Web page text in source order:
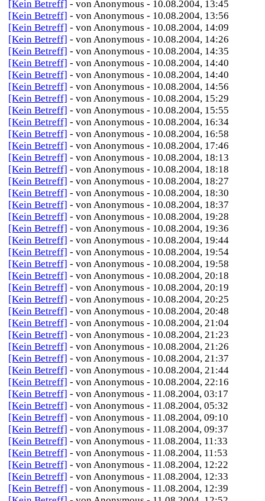
[Kein Betreff] - von Anonymous - 10.08.2004, 13:45
[Kein Betreff] - von Anonymous - 10.08.2004, 13:56
[Kein Betreff] - von Anonymous - 10.08.2004, 14:09
[Kein Betreff] - von Anonymous - 10.08.2004, 14:26
[Kein Betreff] - von Anonymous - 10.08.2004, 14:35
[Kein Betreff] - von Anonymous - 10.08.2004, 14:40
[Kein Betreff] - von Anonymous - 10.08.2004, 14:40
[Kein Betreff] - von Anonymous - 10.08.2004, 14:56
[Kein Betreff] - von Anonymous - 10.08.2004, 15:29
[Kein Betreff] - von Anonymous - 10.08.2004, 15:55
[Kein Betreff] - von Anonymous - 10.08.2004, 16:34
[Kein Betreff] - von Anonymous - 10.08.2004, 16:58
[Kein Betreff] - von Anonymous - 10.08.2004, 17:46
[Kein Betreff] - von Anonymous - 10.08.2004, 18:13
[Kein Betreff] - von Anonymous - 10.08.2004, 18:18
[Kein Betreff] - von Anonymous - 10.08.2004, 18:27
[Kein Betreff] - von Anonymous - 10.08.2004, 18:30
[Kein Betreff] - von Anonymous - 10.08.2004, 18:37
[Kein Betreff] - von Anonymous - 10.08.2004, 19:28
[Kein Betreff] - von Anonymous - 10.08.2004, 19:36
[Kein Betreff] - von Anonymous - 10.08.2004, 19:44
[Kein Betreff] - von Anonymous - 10.08.2004, 19:54
[Kein Betreff] - von Anonymous - 10.08.2004, 19:58
[Kein Betreff] - von Anonymous - 10.08.2004, 20:18
[Kein Betreff] - von Anonymous - 10.08.2004, 20:19
[Kein Betreff] - von Anonymous - 10.08.2004, 20:25
[Kein Betreff] - von Anonymous - 10.08.2004, 20:48
[Kein Betreff] - von Anonymous - 10.08.2004, 21:04
[Kein Betreff] - von Anonymous - 10.08.2004, 21:23
[Kein Betreff] - von Anonymous - 10.08.2004, 21:26
[Kein Betreff] - von Anonymous - 10.08.2004, 21:37
[Kein Betreff] - von Anonymous - 10.08.2004, 21:44
[Kein Betreff] - von Anonymous - 10.08.2004, 22:16
[Kein Betreff] - von Anonymous - 11.08.2004, 03:17
[Kein Betreff] - von Anonymous - 11.08.2004, 05:32
[Kein Betreff] - von Anonymous - 11.08.2004, 09:10
[Kein Betreff] - von Anonymous - 11.08.2004, 09:37
[Kein Betreff] - von Anonymous - 11.08.2004, 11:33
[Kein Betreff] - von Anonymous - 11.08.2004, 11:53
[Kein Betreff] - von Anonymous - 11.08.2004, 12:22
[Kein Betreff] - von Anonymous - 11.08.2004, 12:33
[Kein Betreff] - von Anonymous - 11.08.2004, 12:39